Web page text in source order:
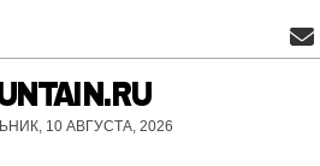
10 АВГУСТА, 2026